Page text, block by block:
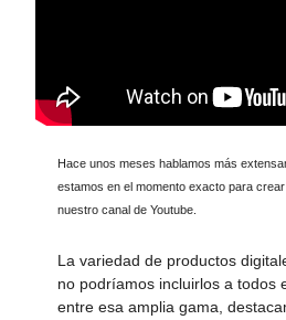
Hace unos meses hablamos más
estamos en el momento exacto para
nuestro canal de Youtube.
La variedad de productos
no podríamos incluirlos a todos
entre esa amplia gama,